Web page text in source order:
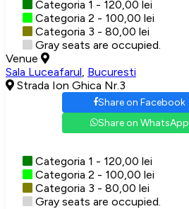
Categoria 1 - 120,00 lei
Categoria 2 - 100,00 lei
Categoria 3 - 80,00 lei
Gray seats are occupied.
Venue
Sala Luceafarul Bucuresti
Strada Ion Ghica Nr.3
Share on Facebook
Share on WhatsApp
Categoria 1 - 120,00 lei
Categoria 2 - 100,00 lei
Categoria 3 - 80,00 lei
Gray seats are occupied.